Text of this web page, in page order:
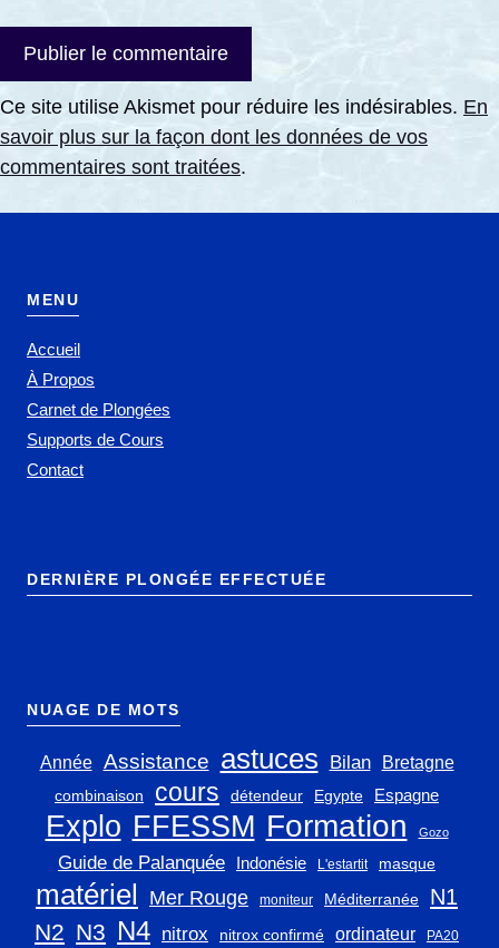
Ce site utilise Akismet pour réduire les indésirables. En
savoir plus sur la façon dont les données de vos
commentaires sont traitées.
MENU
Accueil
À Propos
Carnet de Plongées
Supports de Cours
Contact
DERNIÈRE PLONGÉE EFFECTUÉE
NUAGE DE MOTS
Année Assistance astuces Bilan Bretagne
combinaison cours détendeur Egypte Espagne
Explo FFESSM Formation Gozo
Guide de Palanquée Indonésie L'estartit masque
matériel Mer Rouge moniteur Méditerranée N1
N2 N3 N4 nitrox nitrox confirmé ordinateur PA20